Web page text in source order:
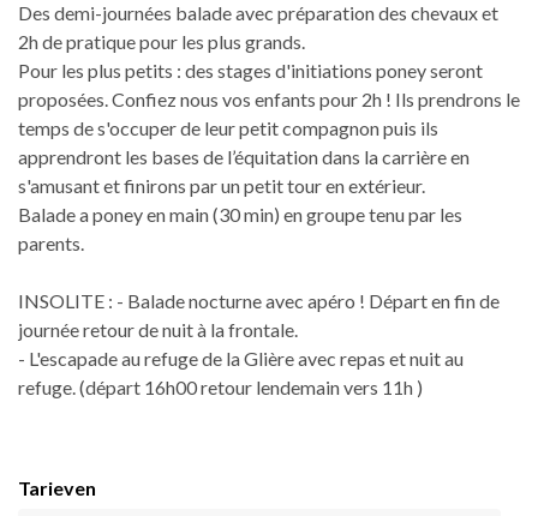
Des demi-journées balade avec préparation des chevaux et
2h de pratique pour les plus grands.
Pour les plus petits : des stages d'initiations poney seront
proposées. Confiez nous vos enfants pour 2h ! Ils prendrons le
temps de s'occuper de leur petit compagnon puis ils
apprendront les bases de l’équitation dans la carrière en
s'amusant et finirons par un petit tour en extérieur.
Balade a poney en main (30 min) en groupe tenu par les
parents.
INSOLITE : - Balade nocturne avec apéro ! Départ en fin de
journée retour de nuit à la frontale.
- L'escapade au refuge de la Glière avec repas et nuit au
refuge. (départ 16h00 retour lendemain vers 11h )
Tarieven